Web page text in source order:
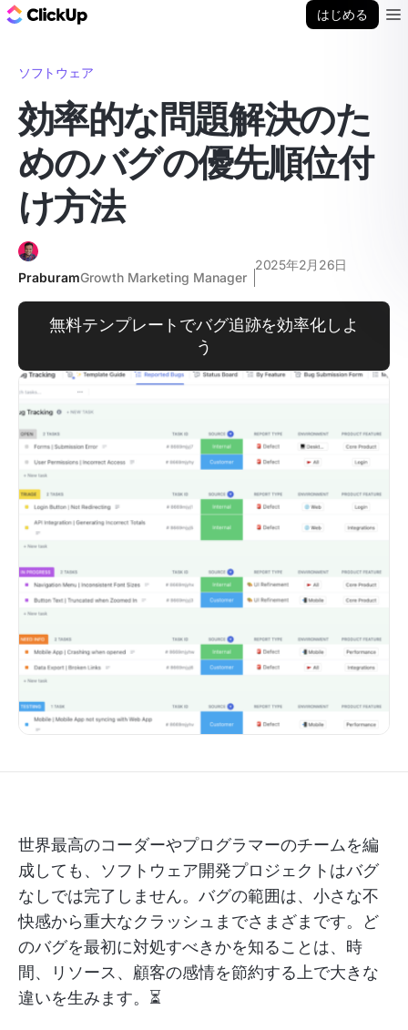
はじめる
ソフトウェア
効率的な問題解決のた
めのバグの優先順位付
け方法
PraburamGrowth Marketing Manager
2025年2月26日
無料テンプレートでバグ追跡を効率化しよ
う
世界最高のコーダーやプログラマーのチームを編
成しても、ソフトウェア開発プロジェクトはバグ
なしでは完了しません。バグの範囲は、小さな不
快感から重大なクラッシュまでさまざまです。ど
のバグを最初に対処すべきかを知ることは、時
間、リソース、顧客の感情を節約する上で大きな
違いを生みます。⏳